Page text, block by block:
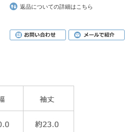
返品についての詳細はこちら